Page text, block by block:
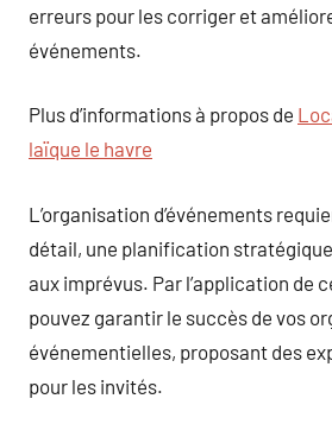
erreurs pour les corriger et
événements.
Plus d’informations à propos de
laïque le havre
L’organisation d’événements
détail, une planification
aux imprévus. Par l’application de
pouvez garantir le succès de vos
événementielles, proposant des
pour les invités.